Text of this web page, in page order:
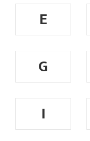
E
G
I